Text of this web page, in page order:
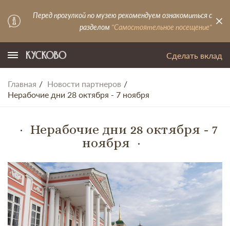
Перед прогулкой по музею рекомендуем ознакомиться с
разделом "Самостоятельное посещение"
Сделать вклад
Главная
Новости партнеров
Нерабочие дни 28 октября - 7 ноября
Нерабочие дни 28 октября - 7
ноября